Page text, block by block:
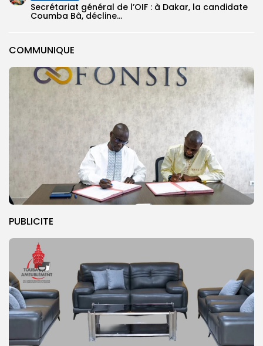
COMMUNIQUE
PUBLICITE
Secrétariat général de l’OIF : à Dakar, la candidate
Coumba Bâ, décline...